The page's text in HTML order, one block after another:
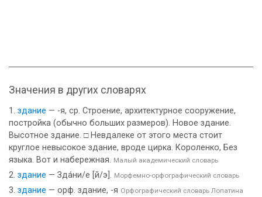
Значения в других словарях
здание — -я, ср. Строение, архитектурное сооружение,
постройка (обычно больших размеров). Новое здание.
Высотное здание. □ Невдалеке от этого места стоит
круглое невысокое здание, вроде цирка. Короленко, Без
языка. Вот и набережная. Малый академический словарь
здание — Зда́ни/е [й/э]. Морфемно-орфографический словарь
здание — орф. здание, -я Орфографический словарь Лопатина